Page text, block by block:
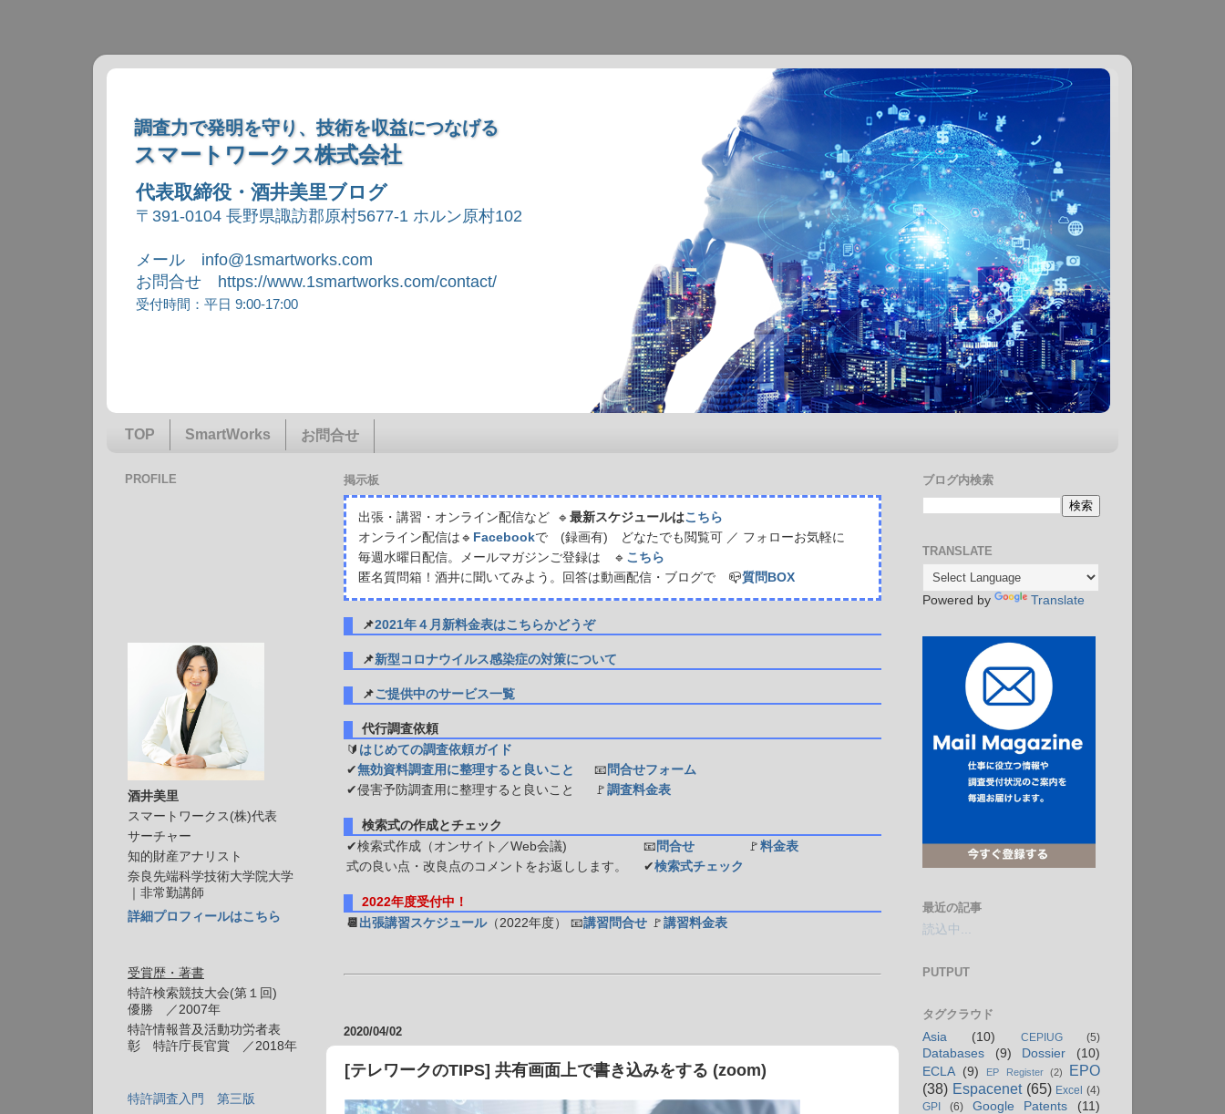
調査力で発明を守り、技術を収益につなげる
スマートワークス株式会社
代表取締役・酒井美里ブログ
〒391-0104 長野県諏訪郡原村5677-1 ホルン原村102
メール info@1smartworks.com
お問合せ https://www.1smartworks.com/contact/
受付時間：平日 9:00-17:00
TOP SmartWorks お問合せ
掲示板
出張・講習・オンライン配信など 🔹 最新スケジュールはこちら
オンライン配信は🔹 Facebookで (録画有) どなたでも閲覧可 ／ フォローお気軽に
毎週水曜日配信。メールマガジンご登録は 🔹 こちら
匿名質問箱！酒井に聞いてみよう。回答は動画配信・ブログで 📪質問BOX
📌2021年４月新料金表はこちらかどうぞ
📌新型コロナウイルス感染症の対策について
📌ご提供中のサービス一覧
代行調査依頼
🔰 はじめての調査依頼ガイド
✔無効資料調査用に整理すると良いこと 📧 問合せフォーム
✔侵害予防調査用に整理すると良いこと
🚩 調査料金表
検索式の作成とチェック
✔検索式作成（オンサイト／Web会議)
📧 問合せ 🚩 料金表
式の良い点・改良点のコメントをお返しします。
✔検索式チェック
2022年度受付中！
📆 出張講習スケジュール（2022年度） 📧講習問合せ 🚩 講習料金表
2020/04/02
[テレワークのTIPS] 共有画面上で書き込みをする (zoom)
PROFILE
酒井美里
スマートワークス(株)代表
サーチャー
知的財産アナリスト
奈良先端科学技術大学院大学
｜非常勤講師
詳細プロフィールはこちら
受賞歴・著書
特許検索競技大会(第１回)
優勝 ／2007年
特許情報普及活動功労者表
彰 特許庁長官賞 ／2018年
特許調査入門 第三版
ブログ内検索
TRANSLATE
Powered by Translate
最近の記事
読込中...
PUTPUT
タグクラウド
Asia
(10) CEPIUG (5)
Databases (9) Dossier
(10)
ECLA (9) EP Register (2)
EPO
(38) Espacenet (65) Excel (4)
GPI
(6) Google Patents (11)